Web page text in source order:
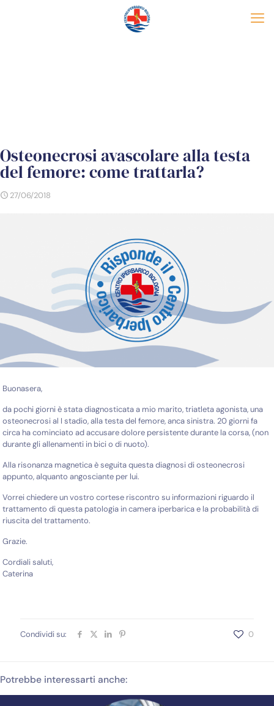
Osteonecrosi avascolare alla testa
del femore: come trattarla?
27/06/2018
Buonasera,
da pochi giorni è stata diagnosticata a mio marito, triatleta agonista, una
osteonecrosi al I stadio, alla testa del femore, anca sinistra. 20 giorni fa
circa ha cominciato ad accusare dolore persistente durante la corsa, (non
durante gli allenamenti in bici o di nuoto).
Alla risonanza magnetica è seguita questa diagnosi di osteonecrosi
appunto, alquanto angosciante per lui.
Vorrei chiedere un vostro cortese riscontro su informazioni riguardo il
trattamento di questa patologia in camera iperbarica e la probabilità di
riuscita del trattamento.
Grazie.
Cordiali saluti,
Caterina
Condividi su: 0
Potrebbe interessarti anche: